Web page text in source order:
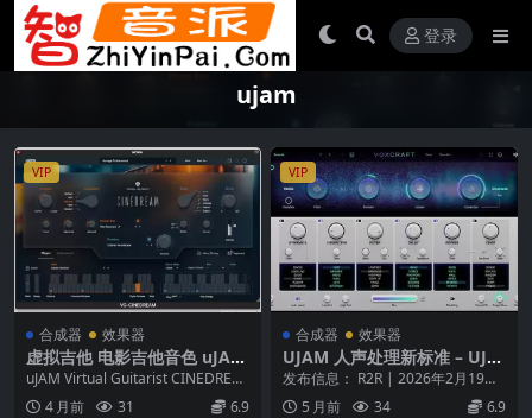
登录
ujam
VIP
合成器 效果器
虚拟吉他 电影吉他音色 uJAM
Virtual Guitarist CINEDREA
M v1.0.1 U2B Mac [MORiA]
uJAM Virtual Guitarist CINEDREA
M v1.0.0 ...
4 月前 31 6.9
VIP
合成器 效果器
UJAM 人声处理新标准 – UJA
M VOXCRAFT v1.0.0-WiN
发布信息： R2R | 2026年2月19日
平台： Windows 产品概述 ...
5 月前 34 6.9